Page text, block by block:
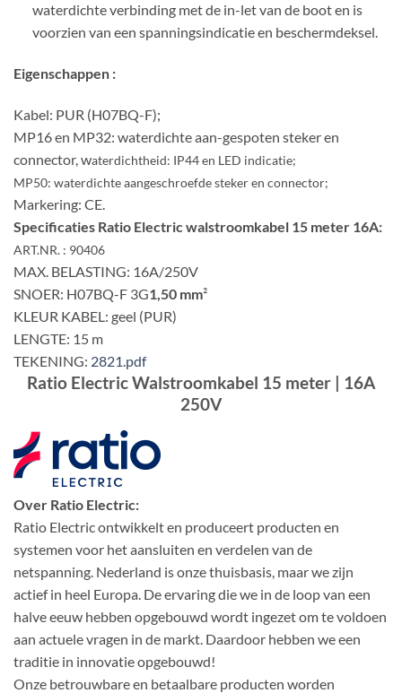
waterdichte verbinding met de in-let van de boot en is
voorzien van een spanningsindicatie en beschermdeksel.
Eigenschappen :
Kabel: PUR (H07BQ-F);
MP16 en MP32: waterdichte aan-gespoten steker en
connector, waterdichtheid: IP44 en LED indicatie;
MP50: waterdichte aangeschroefde steker en connector;
Markering: CE.
Specificaties Ratio Electric walstroomkabel 15 meter 16A:
ART.NR. : 90406
MAX. BELASTING: 16A/250V
SNOER: H07BQ-F 3G1,50 mm²
KLEUR KABEL: geel (PUR)
LENGTE: 15 m
TEKENING: 2821.pdf
Ratio Electric Walstroomkabel 15 meter | 16A
250V
Over Ratio Electric:
Ratio Electric ontwikkelt en produceert producten en
systemen voor het aansluiten en verdelen van de
netspanning. Nederland is onze thuisbasis, maar we zijn
actief in heel Europa. De ervaring die we in de loop van een
halve eeuw hebben opgebouwd wordt ingezet om te voldoen
aan actuele vragen in de markt. Daardoor hebben we een
traditie in innovatie opgebouwd!
Onze betrouwbare en betaalbare producten worden